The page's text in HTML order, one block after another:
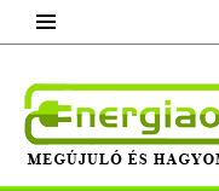
content